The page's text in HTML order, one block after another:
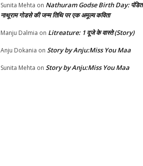
Sunita Mehta on Nathuram Godse Birth Day: पंडित
नाथूराम गोडसे की जन्म तिथि पर एक अमूल्य कविता
Manju Dalmia on Litreature: 1 दूजे के वास्ते (Story)
Anju Dokania on Story by Anju:Miss You Maa
Sunita Mehta on Story by Anju:Miss You Maa